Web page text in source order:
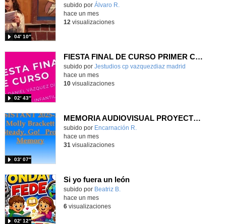
Contenido educativo.
subido por Álvaro R.
04′ 10″
hace un mes
12 visualizaciones
FIESTA FINAL DE CURSO PRIMER CICLO DE INFANTIL 2026
Contenido educativo.
subido por Jestudios cp vazquezdiaz madrid
02′ 43″
hace un mes
10visualizaciones
MEMORIA AUDIOVISUAL PROYECTO READY, STEADY, GO CEIP LA LATINA
Contenido educativo.
subido por Encarnación R.
03′ 07″
hace un mes
31 visualizaciones
Si yo fuera un león
Contenido educativo.
subido por Beatriz B.
02′ 12″
hace un mes
6visualizaciones